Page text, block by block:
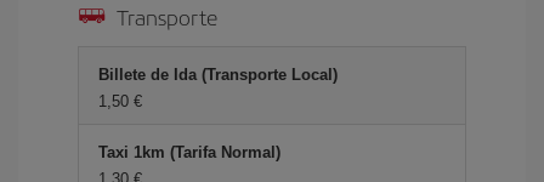
Transporte
Billete de Ida (Transporte Local)
1,50 €
Taxi 1km (Tarifa Normal)